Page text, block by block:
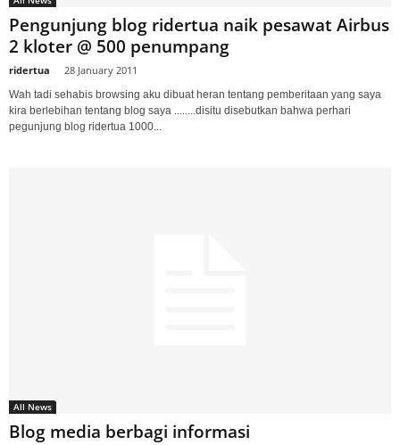
Pengunjung blog ridertua naik pesawat Airbus
2 kloter @ 500 penumpang
ridertua 28 January 2011
Wah tadi sehabis browsing aku dibuat heran tentang pemberitaan yang saya
kira berlebihan tentang blog saya ........disitu disebutkan bahwa perhari
pegunjung blog ridertua 1000...
All News
Blog media berbagi informasi